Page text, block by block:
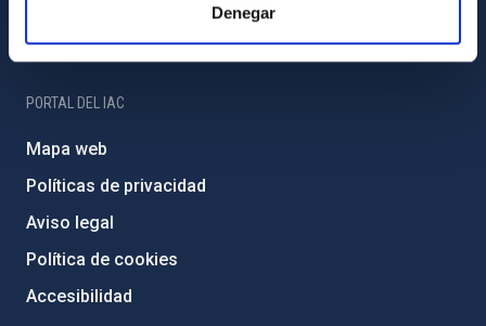
Denegar
Programa Severo Ochoa
Amigos del IAC
PORTAL DEL IAC
Mapa web
Políticas de privacidad
Aviso legal
Política de cookies
Accesibilidad